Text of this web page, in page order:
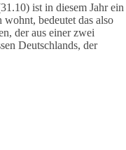
ist in diesem Jahr ein
bedeutet das also
der aus einer zwei
Deutschlands, der